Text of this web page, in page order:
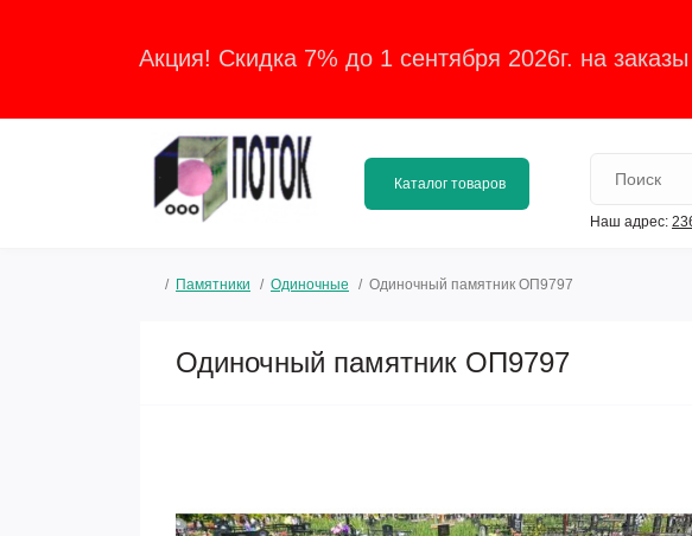
Акция! Скидка 7% до 1 сентября 2026г. на
Каталог товаров
Наш адрес:
Памятники Одиночные Одиночный памятник ОП9797
Одиночный памятник ОП9797